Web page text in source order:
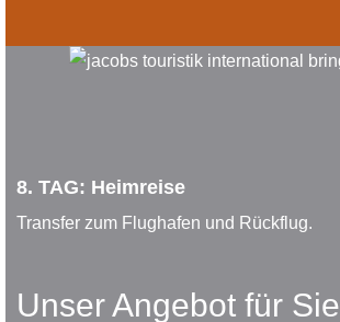
8. TAG: Heimreise
Transfer zum Flughafen und Rückflug.
Unser Angebot für Sie